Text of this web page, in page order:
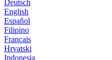
Deutsch
English
Español
Filipino
Français
Hrvatski
Indonesia